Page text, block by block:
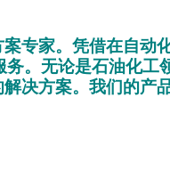
专家。凭借在自动
。无论是石油化
决方案。我们的产